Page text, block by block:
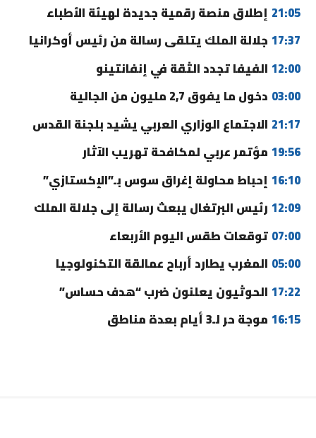
21:05 إطلاق منصة رقمية جديدة لهيئة الأطباء
17:37 جلالة الملك يتلقى رسالة من رئيس أوكرانيا
12:00 الفيفا تجدد الثقة في إنفانتينو
03:00 دخول ما يفوق 2,7 مليون من الجالية
21:17 الاجتماع الوزاري العربي يشيد بلجنة القدس
19:56 مؤتمر عربي لمكافحة تهريب الآثار
16:10 إحباط محاولة إغراق سوس بـ”الإكستازي”
12:09 رئيس البرتغال يبعث رسالة إلى جلالة الملك
07:00 توقعات طقس اليوم الأربعاء
05:00 المغرب يطارد أرباح عمالقة التكنولوجيا
17:22 الحوثيون يعلنون ضرب “هدف حساس”
16:15 موجة حر لـ3 أيام بعدة مناطق